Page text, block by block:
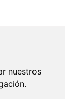
nuestros